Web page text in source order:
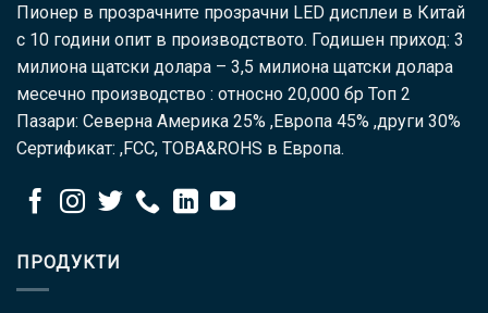
Пионер в прозрачните прозрачни LED дисплеи в Китай
с 10 години опит в производството. Годишен приход: 3
милиона щатски долара – 3,5 милиона щатски долара
месечно производство : относно 20,000 бр Топ 2
Пазари: Северна Америка 25% ,Европа 45% ,други 30%
Сертификат: ,FCC, ТОВА&ROHS в Европа.
ПРОДУКТИ